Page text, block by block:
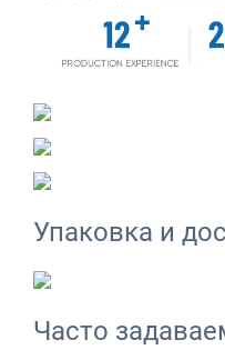
Упаковка и
Часто